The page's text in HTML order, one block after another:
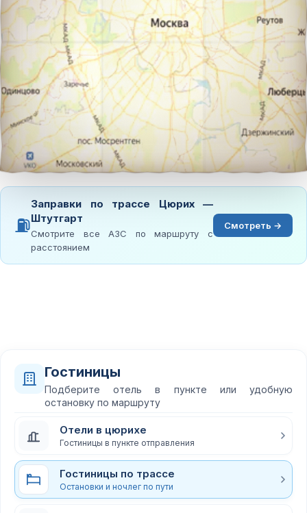
⛽
Заправки по трассе Цюрих —
Штутгарт
Смотрите все АЗС по маршруту с
расстоянием
Смотреть →
Гостиницы
Подберите отель в пункте или удобную
остановку по маршруту
Отели в цюрихе
Гостиницы в пункте отправления
Гостиницы по трассе
Остановки и ночлег по пути